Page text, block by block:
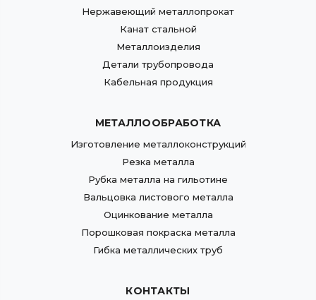
Нержавеющий металлопрокат
Канат стальной
Металлоизделия
Детали трубопровода
Кабельная продукция
МЕТАЛЛООБРАБОТКА
Изготовление металлоконструкций
Резка металла
Рубка металла на гильотине
Вальцовка листового металла
Оцинкование металла
Порошковая покраска металла
Гибка металлических труб
КОНТАКТЫ